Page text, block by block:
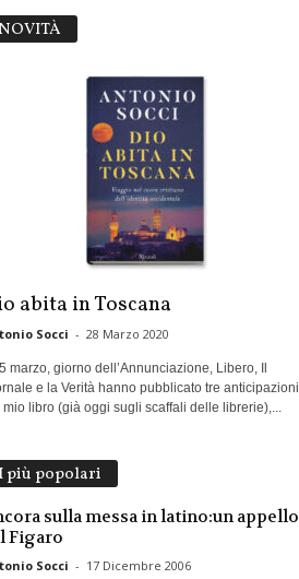
NOVITÀ
abita in Toscana
Socci - 28 Marzo 2020
marzo, giorno dell’Annunciazione, Libero, Il
e la Verità hanno pubblicato tre anticipazioni
mio libro (già oggi sugli scaffali delle librerie),...
I più popolari
sulla messa in latino:un appello
Figaro
Socci - 17 Dicembre 2006